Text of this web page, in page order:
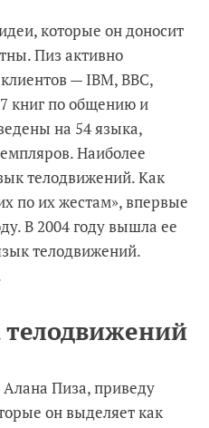
которые он доносит
Пиз активно
— IBM, BBC,
книг по общению и
на 54 языка,
Наиболее
телодвижений. Как
по их жестам», впервые
В 2004 году вышла ее
телодвижений.
Алана Пиза, приведу
он выделяет как